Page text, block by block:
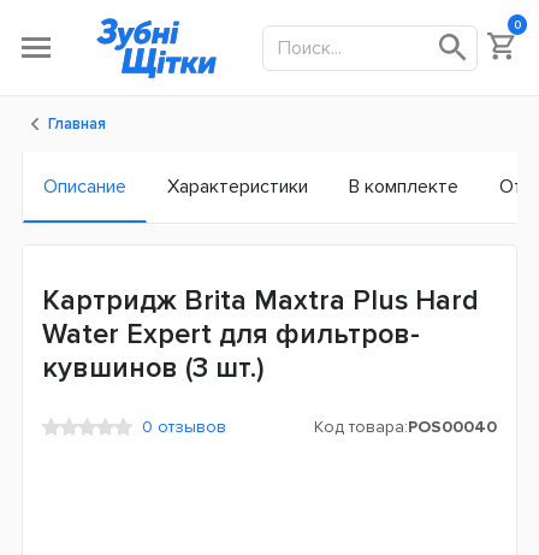
0
Главная
Описание Характеристики В комплекте
Картридж Brita Maxtra Plus Hard
Water Expert для фильтров-
кувшинов (3 шт.)
0 отзывов Код товара:POS00040